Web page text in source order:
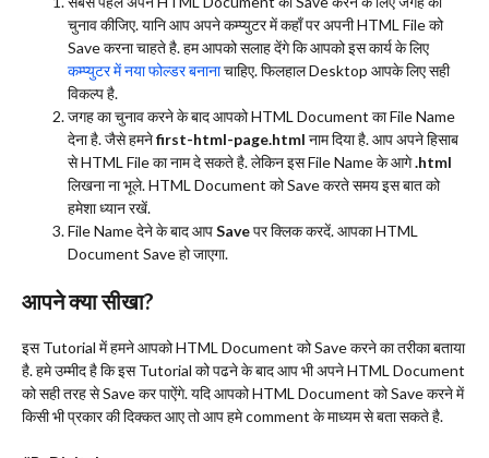
चुनाव कीजिए. यानि आप अपने कम्प्युटर में कहाँ पर अपनी HTML File को
Save करना चाहते है. हम आपको सलाह देंगे कि आपको इस कार्य के लिए
कम्प्युटर में नया फोल्डर बनानाचाहिए. फिलहाल Desktop आपके लिए सही
विकल्प है.
जगह का चुनाव करने के बाद आपको HTML Document का File Name
देना है. जैसे हमनेfirst-html-page.html नाम दिया है. आप अपने हिसाब
से HTML File का नाम दे सकते है. लेकिन इस File Name के आगे.html
लिखना ना भूले. HTML Document को Save करते समय इस बात को
हमेशा ध्यान रखें.
File Name देने के बाद आपSaveपर क्लिक करदें. आपका HTML
Document Save हो जाएगा.
आपने क्या सीखा?
इस Tutorial में हमने आपको HTML Document को Save करने का तरीका बताया
है. हमे उम्मीद है कि इस Tutorial को पढने के बाद आप भी अपने HTML Document
को सही तरह से Save कर पाऐंगे. यदि आपको HTML Document को Save करने में
किसी भी प्रकार की दिक्कत आए तो आप हमे comment के माध्यम से बता सकते है.